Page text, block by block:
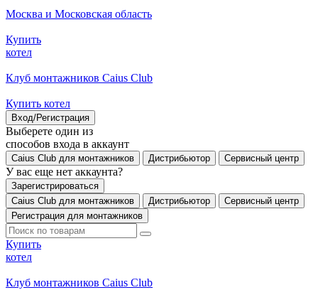
Москва и Московская область
Купить
котел
Клуб монтажников Caius Club
Купить котел
Вход/Регистрация
Выберете один из
способов входа в аккаунт
Caius Club для монтажников Дистрибьютор Сервисный центр
У вас еще нет аккаунта?
Зарегистрироваться
Caius Club для монтажников
Дистрибьютор
Сервисный центр
Регистрация для монтажников
Купить
котел
Клуб монтажников Caius Club